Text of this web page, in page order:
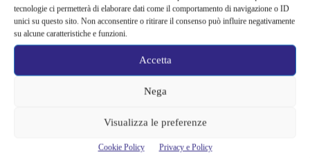
tecnologie ci permetterà di elaborare dati come il comportamento di navigazione o ID
unici su questo sito. Non acconsentire o ritirare il consenso può influire negativamente
su alcune caratteristiche e funzioni.
Accetta
Nega
Visualizza le preferenze
Cookie Policy Privacy e Policy
anche lei farà il tifo per te”, ha detto Signorini.
Alla provocazione Antonino ha risposto:
più che altro!”. Insomma, un ulteriore modo di ribadire che
vuole esclusivamente parlare della bambina senza soffermarsi su